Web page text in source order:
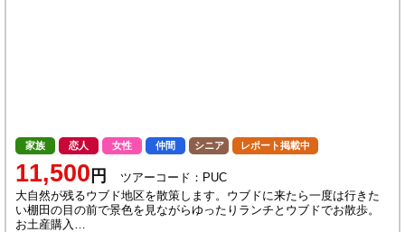
家族 恋人 女性 仲間 シニア レポート掲載中
11,500 円
ツアーコード：PUC
大自然が残るウブド地区を散策します。ウブドに来たら一度は行きた
い棚田の目の前で景色を見ながらゆったりランチとウブドでお散歩。
お土産購入…